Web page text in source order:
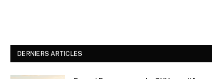
DERNIERS ARTICLES